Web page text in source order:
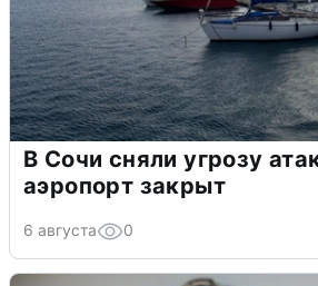
В Сочи сняли угрозу
аэропорт закрыт
6 августа 0